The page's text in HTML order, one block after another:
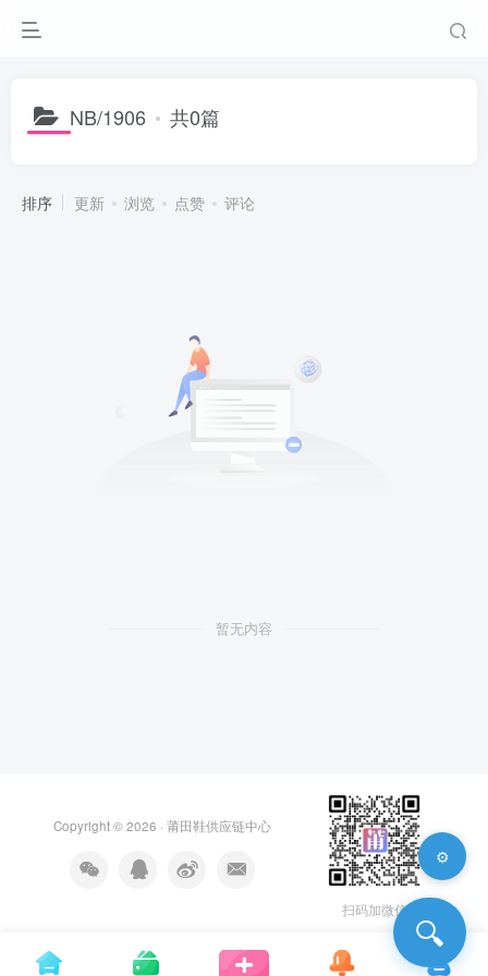
NB/1906 共0篇
排序 更新 浏览 点赞 评论
暂无内容
Copyright © 2026 · 莆田鞋供应链中心
扫码加微信
🔍
⚙️